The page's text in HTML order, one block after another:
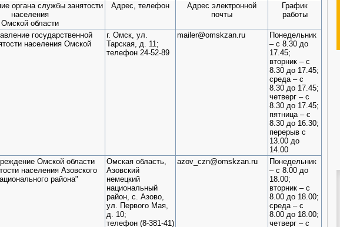
органа службы занятости
населения
Омской области
Адрес, телефон
Адрес электронной
почты
График
работы
государственной
населения Омской
г. Омск, ул.
Тарская, д. 11;
телефон 24-52-89
mailer@omskzan.ru
Понедельник
– с 8.30 до
17.45;
вторник – с
8.30 до 17.45;
среда – с
8.30 до 17.45;
четверг – с
8.30 до 17.45;
пятница – с
8.30 до 16.30;
перерыв с
13.00 до
14.00
Омской области
населения Азовского
района"
Омская область,
Азовский
немецкий
национальный
район, с. Азово,
ул. Первого Мая,
д. 10;
телефон (8-381-41)
azov_czn@omskzan.ru
Понедельник
– с 8.00 до
18.00;
вторник – с
8.00 до 18.00;
среда – с
8.00 до 18.00;
четверг – с